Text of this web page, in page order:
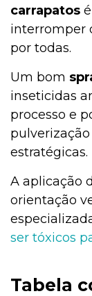
carrapatos
interromper
por todas.
Um bom
inseticidas
processo e
estratégicas.
A aplicação
orientação
ser tóxicos
Tabela